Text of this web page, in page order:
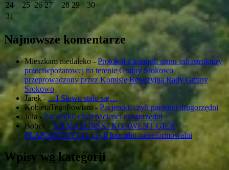
24
25 26 27 28 29
30
31
Najnowsze komentarze
Mieszkam niedaleko - Protokół z kontroli stanu infrastruktury
przeciwpożarowej na terenie Gminy Srokowo
przeprowadzony przez Komisję Rewizyjną Rady Gminy
Srokowo
Jarek- …I Słowo stało się…
KobietaTegoPowiatu - Pacjentki, czyli pacjenci drugorzędni
Jola -Pacjentki, czyli pacjenci drugorzędni
Bobek - XII MAZURSKI KONWENT GIER
PLANSZOWYCH, czyli formalni-niereformowalni
Wpisy wg kategorii